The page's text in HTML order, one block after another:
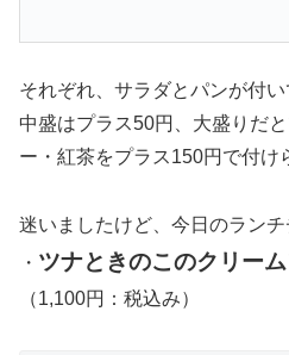
それぞれ、サラダとパンが付い
中盛はプラス50円、大盛りだ
ー・紅茶をプラス150円で付け
迷いましたけど、今日のランチ
・ ツナときのこのクリー
（1,100円：税込み）